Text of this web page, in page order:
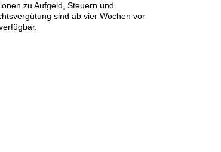
zu Aufgeld, Steuern und
sind ab vier Wochen vor